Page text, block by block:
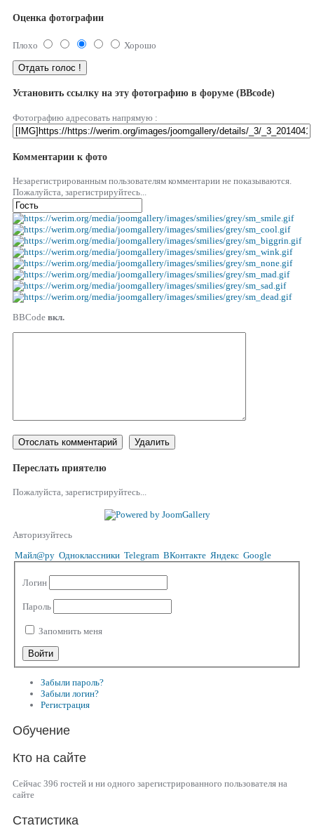
Оценка фотографии
Плохо Хорошо
Установить ссылку на эту фотографию в форуме (BBcode)
Фотографию адресовать напрямую :
Комментарии к фото
Незарегистрированным пользователям комментарии не показываются.
Пожалуйста, зарегистрируйтесь...
BBCode вкл.
Переслать приятелю
Пожалуйста, зарегистрируйтесь...
Авторизуйтесь
Майл@ру Одноклассники Telegram ВКонтакте Яндекс Google
Логин
Пароль
Запомнить меня
Забыли пароль?
Забыли логин?
Регистрация
Обучение
Кто на сайте
Сейчас 396 гостей и ни одного зарегистрированного пользователя на
сайте
Статистика